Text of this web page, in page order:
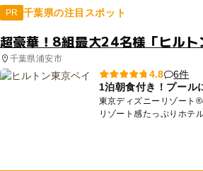
PR 千葉県の注目スポット
超豪華！8組最大24名様「ヒル
千葉県浦安市
4.8
6件
1泊朝食付き！プール
東京ディズニーリゾート